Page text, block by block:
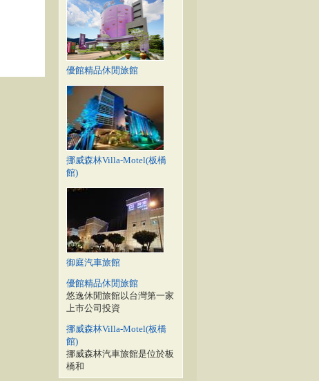
優館精品休閒旅館
挪威森林Villa-Motel(板橋
館)
御庭汽車旅館
優館精品休閒旅館
悠逸休閒旅館以台灣第一家
上市公司投資
挪威森林Villa-Motel(板橋
館)
挪威森林汽車旅館是位於板
橋和